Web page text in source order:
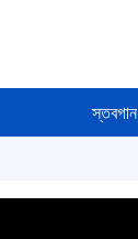
স্তবগান